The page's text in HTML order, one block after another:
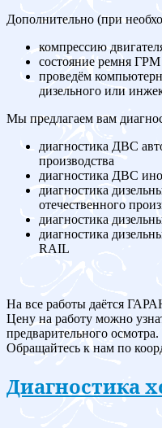
Дополнительно (при
компрессию
состояние ремня
проведём
дизельного или
Мы предлагаем вам
диагностика ДВС
производства
диагностика ДВС
диагностика
отечественного
диагностика
диагностика
RAIL
На все работы даётся
Цену на работу можно
предварительного осмотра.
Обращайтесь к нам по
Диагностика